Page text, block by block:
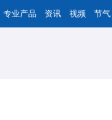
专业产品 资讯 视频 节气